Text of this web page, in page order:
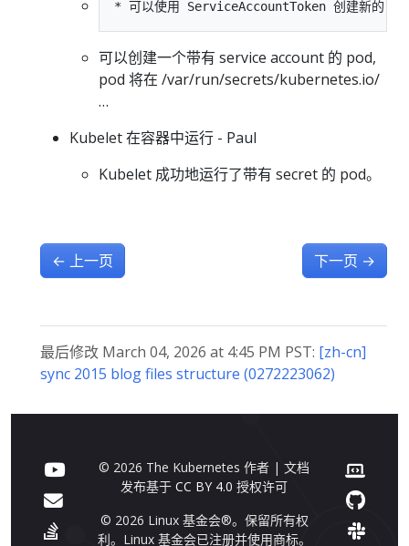
可以创建一个带有 service account 的 pod,
pod 将在 /var/run/secrets/kubernetes.io/
…
Kubelet 在容器中运行 - Paul
Kubelet 成功地运行了带有 secret 的 pod。
← 上一页 下一页 →
最后修改 March 04, 2026 at 4:45 PM PST: [zh-cn]
sync 2015 blog files structure (0272223062)
© 2026 The Kubernetes 作者 | 文档
发布基于CC BY 4.0 授权许可
© 2026 Linux 基金会®。保留所有权
利。Linux 基金会已注册并使用商标。